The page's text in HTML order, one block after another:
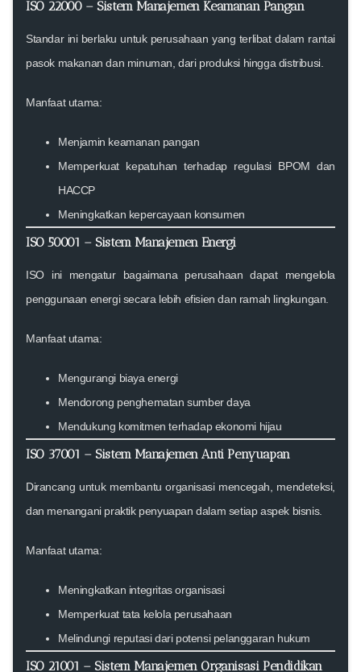
ISO 22000 – Sistem Manajemen Keamanan Pangan
Standar ini berlaku untuk perusahaan yang terlibat dalam rantai
pasok makanan dan minuman, dari produksi hingga distribusi.
Manfaat utama:
Menjamin keamanan pangan
Memperkuat kepatuhan terhadap regulasi BPOM dan
HACCP
Meningkatkan kepercayaan konsumen
ISO 50001 – Sistem Manajemen Energi
ISO ini mengatur bagaimana perusahaan dapat mengelola
penggunaan energi secara lebih efisien dan ramah lingkungan.
Manfaat utama:
Mengurangi biaya energi
Mendorong penghematan sumber daya
Mendukung komitmen terhadap ekonomi hijau
ISO 37001 – Sistem Manajemen Anti Penyuapan
Dirancang untuk membantu organisasi mencegah, mendeteksi,
dan menangani praktik penyuapan dalam setiap aspek bisnis.
Manfaat utama:
Meningkatkan integritas organisasi
Memperkuat tata kelola perusahaan
Melindungi reputasi dari potensi pelanggaran hukum
ISO 21001 – Sistem Manajemen Organisasi Pendidikan